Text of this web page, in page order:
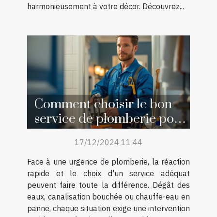
harmonieusement à votre décor. Découvrez...
Comment choisir le bon
service de plomberie pour
vos urgences
17/12/2024 11:44
Face à une urgence de plomberie, la réaction
rapide et le choix d'un service adéquat
peuvent faire toute la différence. Dégât des
eaux, canalisation bouchée ou chauffe-eau en
panne, chaque situation exige une intervention